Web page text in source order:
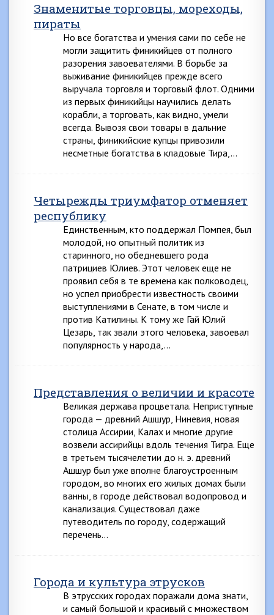
Знаменитые торговцы, мореходы,
пираты
Но все богатства и умения сами по себе не
могли защитить финикийцев от полного
разорения завоевателями. В борьбе за
выживание финикийцев прежде всего
выручала торговля и торговый флот. Одними
из первых финикийцы научились делать
корабли, а торговать, как видно, умели
всегда. Вывозя свои товары в дальние
страны, финикийские купцы привозили
несметные богатства в кладовые Тира,…
Четырежды триумфатор отменяет
республику
Единственным, кто поддержал Помпея, был
молодой, но опытный политик из
старинного, но обедневшего рода
патрициев Юлиев. Этот человек еще не
проявил себя в те времена как полководец,
но успел приобрести известность своими
выступлениями в Сенате, в том числе и
против Катилины. К тому же Гай Юлий
Цезарь, так звали этого человека, завоевал
популярность у народа,…
Представления о величии и красоте
Великая держава процветала. Неприступные
города — древний Ашшур, Ниневия, новая
столица Ассирии, Калах и многие другие
возвели ассирийцы вдоль течения Тигра. Еще
в третьем тысячелетии до н. э. древний
Ашшур был уже вполне благоустроенным
городом, во многих его жилых домах были
ванны, в городе действовал водопровод и
канализация. Существовал даже
путеводитель по городу, содержащий
перечень…
Города и культура этрусков
В этрусских городах поражали дома знати,
и самый большой и красивый с множеством